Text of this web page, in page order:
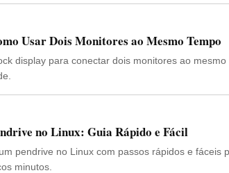
Usar Dois Monitores ao Mesmo Tempo
display para conectar dois monitores ao
no Linux: Guia Rápido e Fácil
pendrive no Linux com passos rápidos e fáceis
minutos.